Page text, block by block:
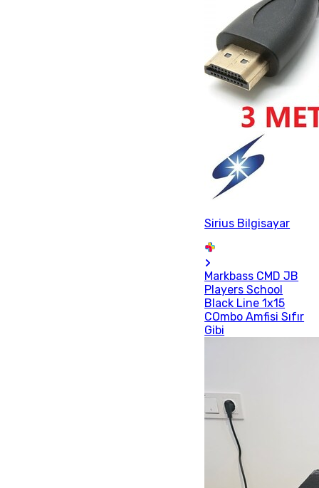
Sirius Bilgisayar
Markbass CMD JB
Players School
Black Line 1x15
COmbo Amfisi Sıfır
Gibi